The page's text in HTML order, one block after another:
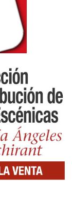
responsable
que no
vez. Es un
que
aquella
del barrio de
basado
repertorio
de directores
las listas de
creció y se
se
una
hubo dolor,
que parecía